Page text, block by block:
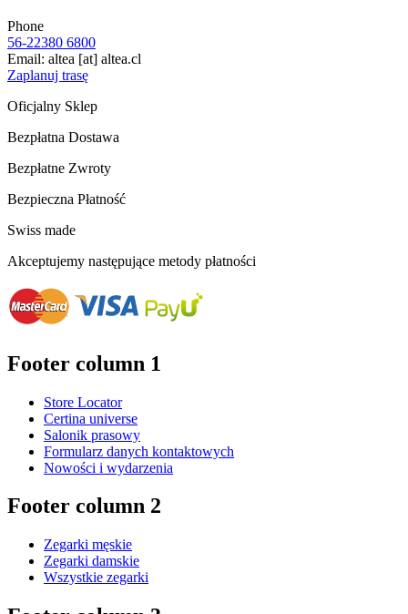
Phone
56-22380 6800
Email: altea [at] altea.cl
Zaplanuj trasę
Oficjalny Sklep
Bezpłatna Dostawa
Bezpłatne Zwroty
Bezpieczna Płatność
Swiss made
Akceptujemy następujące metody płatności
Footer column 1
Store Locator
Certina universe
Salonik prasowy
Formularz danych kontaktowych
Nowości i wydarzenia
Footer column 2
Zegarki męskie
Zegarki damskie
Wszystkie zegarki